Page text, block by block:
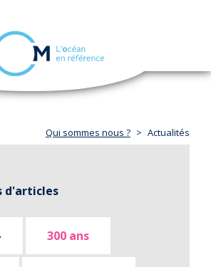
navigation
Qui sommes nous ? Actualités
d'articles
300 ans